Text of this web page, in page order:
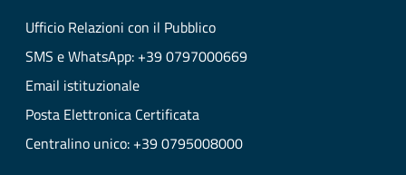
Ufficio Relazioni con il Pubblico
SMS e WhatsApp: +39 0797000669
Email istituzionale
Posta Elettronica Certificata
Centralino unico: +39 0795008000